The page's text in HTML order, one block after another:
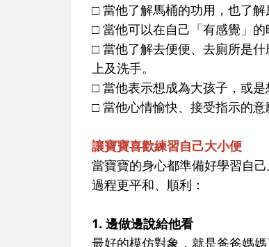
□ 當他了解馬桶的功用，也了
□ 當他可以在自己「有感覺」
□ 當他了解去便便、去廁所是
上及洗手。
□ 當他表示想成為大孩子，或是
□ 當他心情愉快、接受指示的意
讓寶寶喜歡練習自己大小便
當寶寶的身心都準備好學習自
過程更平和、順利：
1. 邊做邊說給他看
最好的模仿對象，就是爸爸媽